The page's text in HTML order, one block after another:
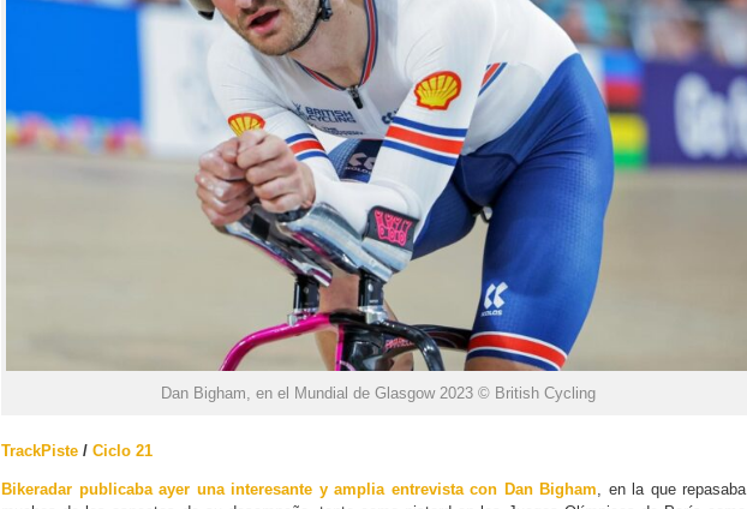
Dan Bigham, en el Mundial de Glasgow 2023 © British Cycling
TrackPiste / Ciclo 21
Bikeradar publicaba ayer una interesante y amplia entrevista con Dan Bigham, en la que repasaba